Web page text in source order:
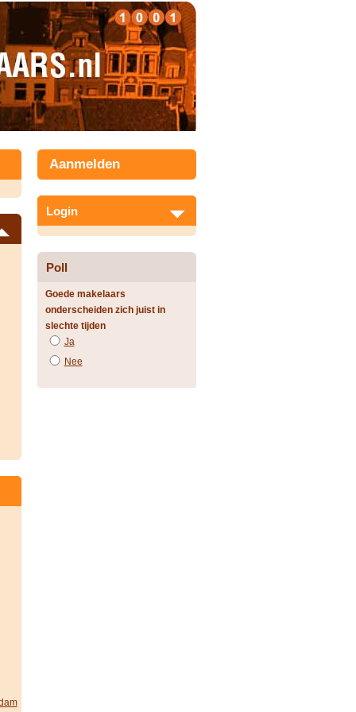
Aanmelden
Login
Poll
Goede makelaars
onderscheiden zich juist in
slechte tijden
Ja
Nee